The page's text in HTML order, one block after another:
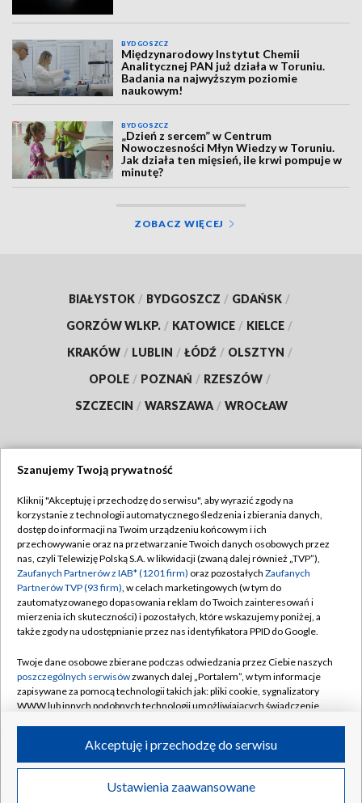
BYDGOSZCZ
Międzynarodowy Instytut Chemii
Analitycznej PAN już działa w Toruniu.
Badania na najwyższym poziomie
naukowym!
BYDGOSZCZ
„Dzień z sercem” w Centrum
Nowoczesności Młyn Wiedzy w Toruniu.
Jak działa ten mięsień, ile krwi pompuje w
minutę?
ZOBACZ WIĘCEJ
BIAŁYSTOK / BYDGOSZCZ / GDAŃSK /
GORZÓW WLKP. / KATOWICE / KIELCE /
KRAKÓW / LUBLIN / ŁÓDŹ / OLSZTYN /
OPOLE / POZNAŃ / RZESZÓW /
SZCZECIN / WARSZAWA / WROCŁAW
TVP
Abonament TVP
Emisja w TVP
Centrum informacji TVP
Naziemna Telewizja Cyfrowa
Rada Programowa
System NOS
Informacje o nadawcy
Program dla prasy
Regulamin TVP
Polityka prywatności
Moje zgody
Pomoc
Kontakt
Kanały
©2026 Telewizja Polska S.A. w likwidacji
Szanujemy Twoją prywatność
Kliknij "Akceptuję i przechodzę do serwisu", aby wyrazić zgody na
korzystanie z technologii automatycznego śledzenia i zbierania danych,
dostęp do informacji na Twoim urządzeniu końcowym i ich
przechowywanie oraz na przetwarzanie Twoich danych osobowych przez
nas, czyli Telewizję Polską S.A. w likwidacji (zwaną dalej również „TVP”),
Zaufanych Partnerów z IAB* (1201 firm) oraz pozostałych Zaufanych
Partnerów TVP (93 firm), w celach marketingowych (w tym do
zautomatyzowanego dopasowania reklam do Twoich zainteresowań i
mierzenia ich skuteczności) i pozostałych, które wskazujemy poniżej, a
także zgody na udostępnianie przez nas identyfikatora PPID do Google.
Twoje dane osobowe zbierane podczas odwiedzania przez Ciebie naszych
poszczególnych serwisówzwanych dalej „Portalem”, w tym informacje
zapisywane za pomocą technologii takich jak: pliki cookie, sygnalizatory
WWW lub innych podobnych technologii umożliwiających świadczenie
ruchu w Internecie.
Twoje dane osobowe zbierane podczas odwiedzania przez Ciebie
poszczególnych serwisówna Portalu, takie jak adresy IP, identyfikatory
Ustawienia zaawansowane
Akceptuję i przechodzę do serwisu